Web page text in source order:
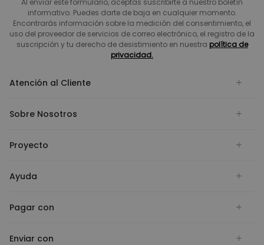
informativo. Puedes darte de baja en cualquier momento.
Encontrarás información sobre la medición del consentimiento, el
uso del proveedor de servicios de correo electrónico, el registro de la
suscripción y tu derecho de desistimiento en nuestra política de
privacidad.
Atención al Cliente
Sobre Nosotros
Proyecto
Ayuda
Pagar con
Enviar con